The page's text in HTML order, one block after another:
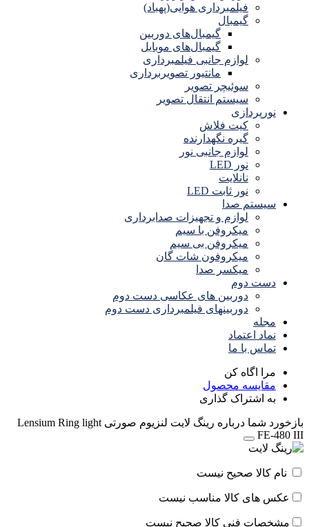
فیلمبرداری هوایی(پهباد)
گیمبال
گیمبال‌های دوربین
گیمبال‌های موبایل
لوازم جانبی فیلمبرداری
مانتیور تصویربرداری
سوئیچر تصویر
سیستم انتقال تصویر
نورپردازی
کیت فلاش
گیره نگهدارنده
لوازم جانبی نور
نور LED
نانلایت
نور ثابت LED
سیستم صدا
لوازم و تجهیزات صدابرداری
میکروفن با سیم
میکروفن بی سیم
میکروفون شات گان
میکسر صدا
دست دوم
دوربین های عکاسی دست دوم
دوربینهای فیلمبرداری دست دوم
مجله
نماد اعتماد
تماس با ما
مرا اگاه کن
مقایسه محصول
به اشتراک گذاری
بازخورد شما درباره رینگ لایت لنزیوم صورتی Lensium Ring light
FE-480 III
نام کالا صحیح نیست
عکس های کالا مناسب نیست
مشخصات فنی کالا صحیح نیست